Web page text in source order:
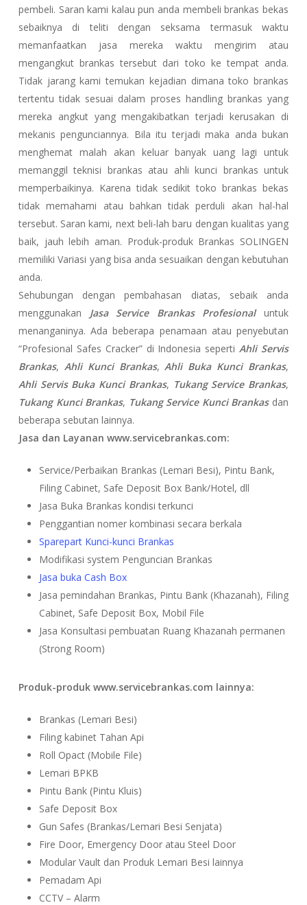
pembeli. Saran kami kalau pun anda membeli brankas bekas
sebaiknya di teliti dengan seksama termasuk waktu
memanfaatkan jasa mereka waktu mengirim atau
mengangkut brankas tersebut dari toko ke tempat anda.
Tidak jarang kami temukan kejadian dimana toko brankas
tertentu tidak sesuai dalam proses handling brankas yang
mereka angkut yang mengakibatkan terjadi kerusakan di
mekanis pengunciannya. Bila itu terjadi maka anda bukan
menghemat malah akan keluar banyak uang lagi untuk
memanggil teknisi brankas atau ahli kunci brankas untuk
memperbaikinya. Karena tidak sedikit toko brankas bekas
tidak memahami atau bahkan tidak perduli akan hal-hal
tersebut. Saran kami, next beli-lah baru dengan kualitas yang
baik, jauh lebih aman. Produk-produk Brankas SOLINGEN
memiliki Variasi yang bisa anda sesuaikan dengan kebutuhan
anda.
Sehubungan dengan pembahasan diatas, sebaik anda
menggunakan Jasa Service Brankas Profesionaluntuk
menanganinya. Ada beberapa penamaan atau penyebutan
“Profesional Safes Cracker” di Indonesia sepertiAhli Servis
Brankas, Ahli Kunci Brankas,Ahli Buka Kunci Brankas,
Ahli Servis Buka Kunci Brankas, Tukang Service Brankas,
Tukang Kunci Brankas, Tukang Service Kunci Brankasdan
beberapa sebutan lainnya.
Jasa dan Layanan www.servicebrankas.com:
Service/Perbaikan Brankas (Lemari Besi), Pintu Bank,
Filing Cabinet, Safe Deposit Box Bank/Hotel, dll
Jasa Buka Brankas kondisi terkunci
Penggantian nomer kombinasi secara berkala
Sparepart Kunci-kunci Brankas
Modifikasi system Penguncian Brankas
Jasa buka Cash Box
Jasa pemindahan Brankas, Pintu Bank (Khazanah), Filing
Cabinet, Safe Deposit Box, Mobil File
Jasa Konsultasi pembuatan Ruang Khazanah permanen
(Strong Room)
Produk-produk www.servicebrankas.com lainnya:
Brankas (Lemari Besi)
Filing kabinet Tahan Api
Roll Opact (Mobile File)
Lemari BPKB
Pintu Bank (Pintu Kluis)
Safe Deposit Box
Gun Safes (Brankas/Lemari Besi Senjata)
Fire Door, Emergency Door atau Steel Door
Modular Vault dan Produk Lemari Besi lainnya
Pemadam Api
CCTV – Alarm